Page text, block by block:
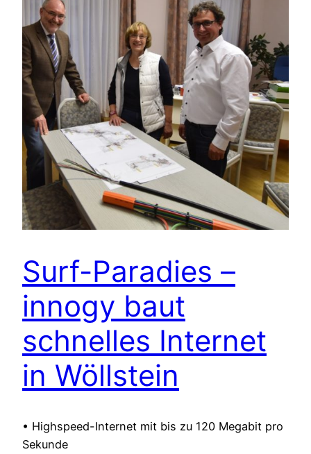
Surf-Paradies –
innogy baut
schnelles Internet
in Wöllstein
• Highspeed-Internet mit bis zu 120 Megabit pro
Sekunde